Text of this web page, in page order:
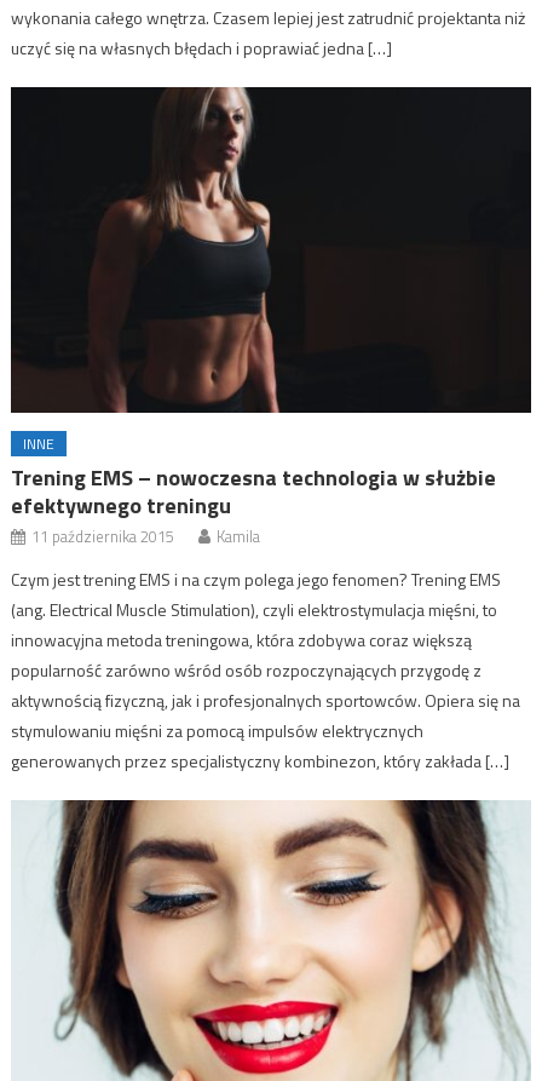
wykonania całego wnętrza. Czasem lepiej jest zatrudnić projektanta niż
uczyć się na własnych błędach i poprawiać jedna […]
INNE
Trening EMS – nowoczesna technologia w służbie
efektywnego treningu
11 października 2015 Kamila
Czym jest trening EMS i na czym polega jego fenomen? Trening EMS
(ang. Electrical Muscle Stimulation), czyli elektrostymulacja mięśni, to
innowacyjna metoda treningowa, która zdobywa coraz większą
popularność zarówno wśród osób rozpoczynających przygodę z
aktywnością fizyczną, jak i profesjonalnych sportowców. Opiera się na
stymulowaniu mięśni za pomocą impulsów elektrycznych
generowanych przez specjalistyczny kombinezon, który zakłada […]